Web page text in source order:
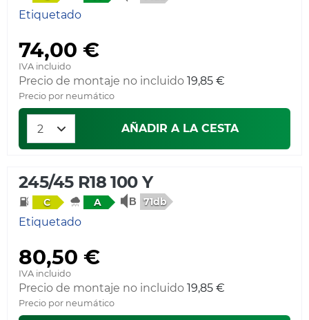
Etiquetado
74,00 €
IVA incluido
Precio de montaje no incluido 19,85 €
Precio por neumático
AÑADIR A LA CESTA
245/45 R18 100 Y
C A 71db
Etiquetado
80,50 €
IVA incluido
Precio de montaje no incluido 19,85 €
Precio por neumático